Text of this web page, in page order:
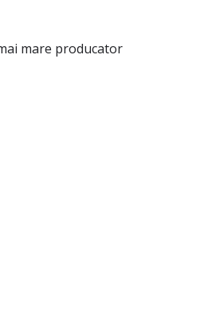
mare producator